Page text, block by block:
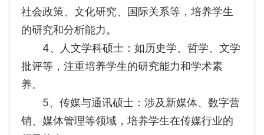
社会政策、文化研究、国际关系等，培养学生
的研究和分析能力。
4、人文学科硕士：如历史学、哲学、文学
批评等，注重培养学生的研究能力和学术素
养。
5、传媒与通讯硕士：涉及新媒体、数字营
销、媒体管理等领域，培养学生在传媒行业的